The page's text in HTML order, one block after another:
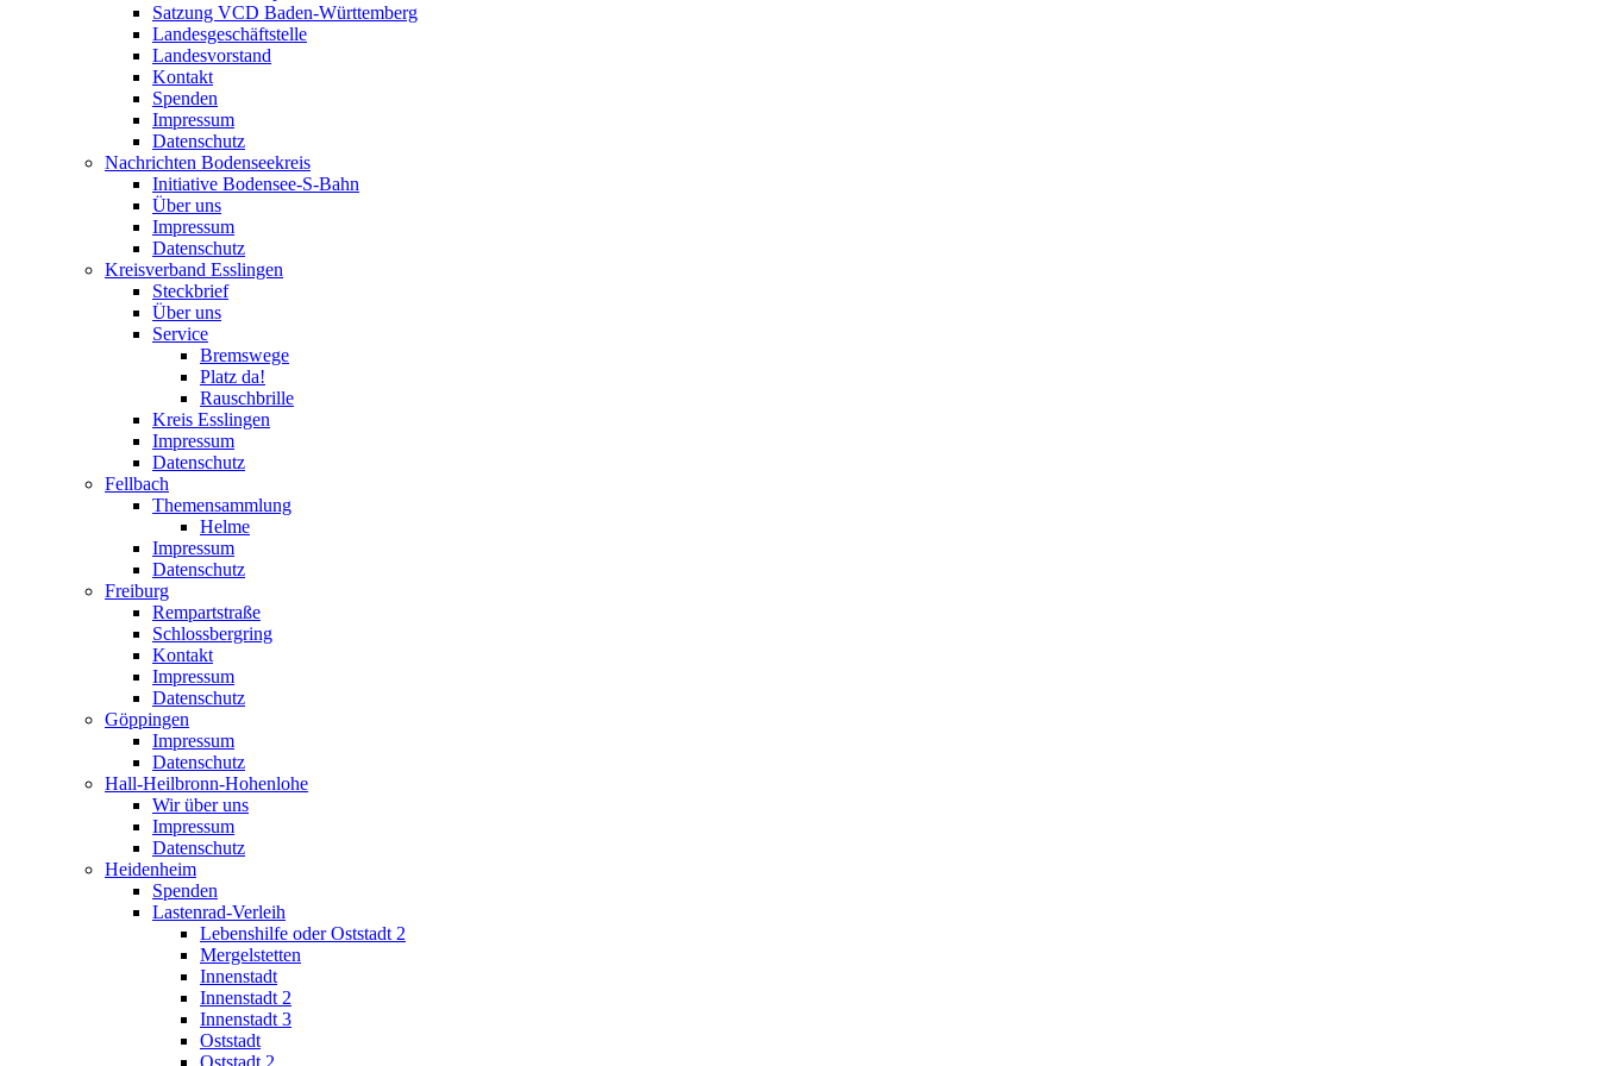
Satzung VCD Baden-Württemberg
Landesgeschäftstelle
Landesvorstand
Kontakt
Spenden
Impressum
Datenschutz
Nachrichten Bodenseekreis
Initiative Bodensee-S-Bahn
Über uns
Impressum
Datenschutz
Kreisverband Esslingen
Steckbrief
Über uns
Service
Bremswege
Platz da!
Rauschbrille
Kreis Esslingen
Impressum
Datenschutz
Fellbach
Themensammlung
Helme
Impressum
Datenschutz
Freiburg
Rempartstraße
Schlossbergring
Kontakt
Impressum
Datenschutz
Göppingen
Impressum
Datenschutz
Hall-Heilbronn-Hohenlohe
Wir über uns
Impressum
Datenschutz
Heidenheim
Spenden
Lastenrad-Verleih
Lebenshilfe oder Oststadt 2
Mergelstetten
Innenstadt
Innenstadt 2
Innenstadt 3
Oststadt
Oststadt 2